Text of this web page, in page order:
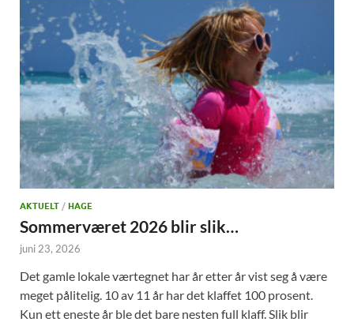
AKTUELT / HAGE
Sommerværet 2026 blir slik…
juni 23, 2026
Det gamle lokale værtegnet har år etter år vist seg å være
meget pålitelig. 10 av 11 år har det klaffet 100 prosent.
Kun ett eneste år ble det bare nesten full klaff. Slik blir